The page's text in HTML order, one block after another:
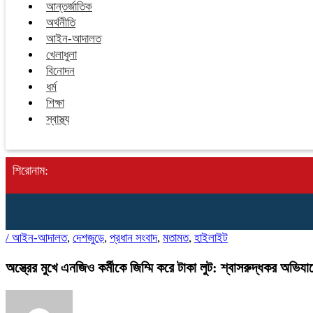
আন্তর্জাতিক
অর্থনীতি
আইন-আদালত
খেলাধুলা
বিনোদন
ধর্ম
শিক্ষা
স্বাস্থ্য
শিরোনাম:
/ আইন-আদালত, দেশজুড়ে, প্রধান সংবাদ, মতামত, হাইলাইট
অস্ত্রের মুখে এনজিও কর্মীকে জিম্মি করে টাকা লুট: শ্বাসরুদ্ধকর অভিযানে